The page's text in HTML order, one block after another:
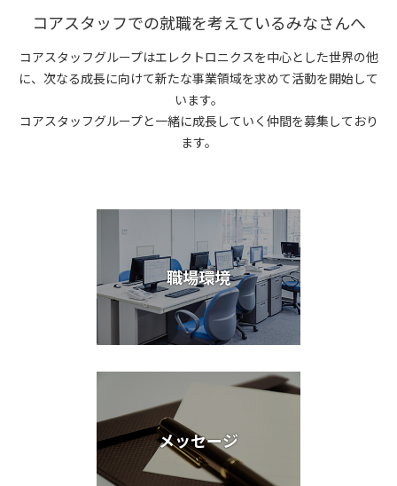
コアスタッフでの就職を考えているみなさんへ
コアスタッフグループはエレクトロニクスを中心とした世界の他
に、次なる成長に向けて新たな事業領域を求めて活動を開始して
います。
コアスタッフグループと一緒に成長していく仲間を募集しており
ます。
職場環境
メッセージ